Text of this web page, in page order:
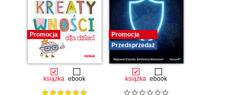
Promocja
książka ebook
Promocja
Przedsprzedaż
książka ebook